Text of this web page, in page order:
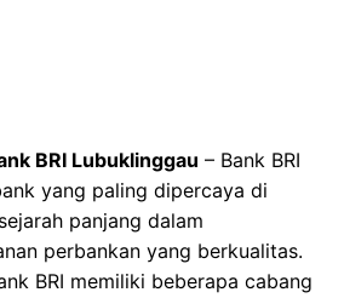
BRI Lubuklinggau – Bank BRI
yang paling dipercaya di
panjang dalam
perbankan yang berkualitas.
BRI memiliki beberapa cabang